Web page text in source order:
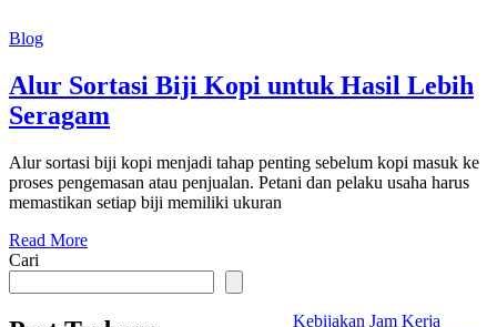
Blog
Alur Sortasi Biji Kopi untuk Hasil Lebih
Seragam
Alur sortasi biji kopi menjadi tahap penting sebelum kopi masuk ke
proses pengemasan atau penjualan. Petani dan pelaku usaha harus
memastikan setiap biji memiliki ukuran
Read More
Cari
Kebijakan Jam Kerja